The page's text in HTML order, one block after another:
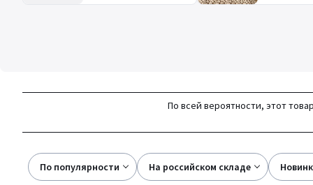
По всей вероятности, этот
По популярности на российском складе